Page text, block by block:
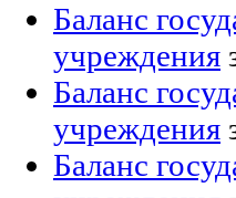
Баланс
учреждения
Баланс
учреждения
Баланс